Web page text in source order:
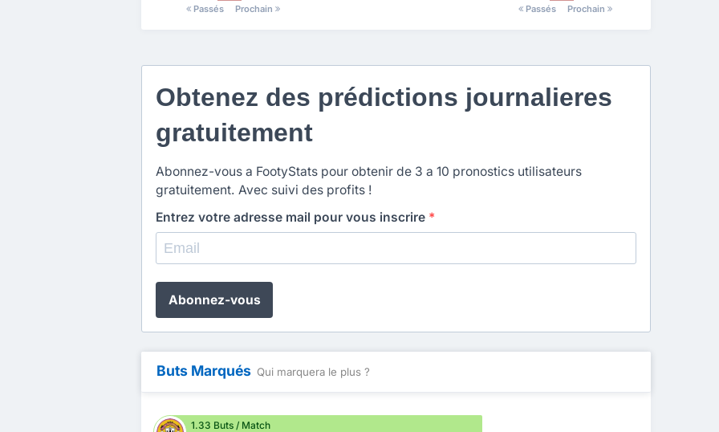
Passés
Prochain
Passés
Prochain
Obtenez des prédictions journalieres
gratuitement
Abonnez-vous a FootyStats pour obtenir de 3 a 10 pronostics utilisateurs
gratuitement. Avec suivi des profits !
Entrez votre adresse mail pour vous inscrire *
Abonnez-vous
Buts Marqués Qui marquera le plus ?
1.33 Buts / Match